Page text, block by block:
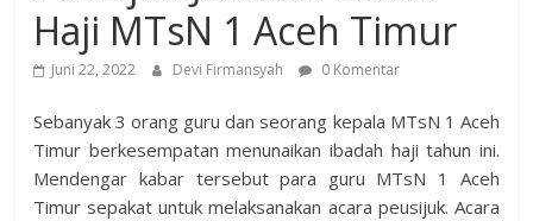
Haji MTsN 1 Aceh Timur
Juni 22, 2022 Devi Firmansyah 0 Komentar
Sebanyak 3 orang guru dan seorang kepala MTsN 1 Aceh
Timur berkesempatan menunaikan ibadah haji tahun ini.
Mendengar kabar tersebut para guru MTsN 1 Aceh
Timur sepakat untuk melaksanakan acara peusijuk. Acara